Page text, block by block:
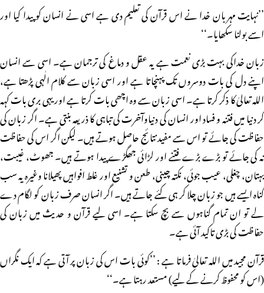
’’نہایت مہربان خدا نے اس قرآن کی تعلیم دی ہے اسی نے انسان کو پیدا کیا اور
اسے بولنا سکھایا۔‘‘
زبان خداکی بہت بڑی نعمت ہے یہ عقل و دماغ کی ترجمان ہے۔ اسی سے انسان
اپنے دل کی بات دوسروں تک پہنچاتا ہے اور اسی زبان سے کلام الٰہی پڑھتا ہے،
اللہ تعالیٰ کا ذکر کرتا ہے۔ اسی زبان سے وہ اچھی بات کرتا ہے اور یہی بری بات کہہ
کر دنیا میں فتنہ و فساد اور انسان کی دنیاوآخرت کی تباہی کا ذریعہ بنتی ہے۔ اگر زبان کی
حفاظت کی جائے تو اس سے مفید نتائج حاصل ہوتے ہیں۔ لیکن اگر اس کی حفاظت
نہ کی جائے تو بڑے بڑے فتنے اور لڑائی جھگڑے پیدا ہوتے ہیں۔ جھوٹ، غیبت،
بہتان، چغلی، عیب جوئی، نکتہ چینی، طعن و تشنیع اور غلط افواہیں پھیلانا وغیرہ یہ سب
گناہ ایسے ہیں جو زبان چلا کر ہی کئے جاتے ہیں۔ اگر انسان صرف زبان کو لگام دے
لے تو ان تمام گناہوں سے بچ سکتا ہے۔ اسی لیے قرآن و حدیث میں زبان کی
حفاظت کی بڑی تاکید آئی ہے۔
قرآن مجید میں اللہ تعالیٰ فرماتا ہے : ’’کوئی بات اس کی زبان پر آتی ہے کہ ایک نگراں
(اس کو محفوظ کرنے کے لیے) مستعد رہتا ہے۔‘‘